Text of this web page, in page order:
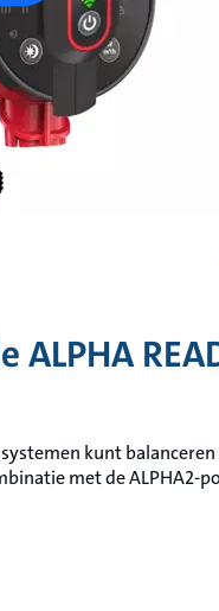
kunt balanceren
met de ALPHA2-